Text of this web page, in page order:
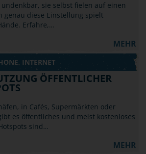
sie selbst fielen auf einen
genau diese Einstellung spielt
Erfahre,…
MEHR
INTERNET
ÖFFENTLICHER
in Cafés, Supermärkten oder
es öffentliches und meist kostenloses
sind…
MEHR